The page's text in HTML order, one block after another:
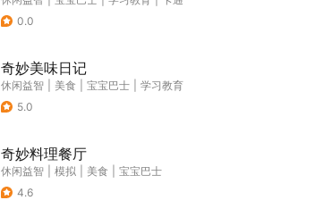
0.0
奇妙美味日记
休闲益智 美食 宝宝巴士
学习教育
5.0
奇妙料理餐厅
休闲益智 模拟 美食
宝宝巴士
4.6